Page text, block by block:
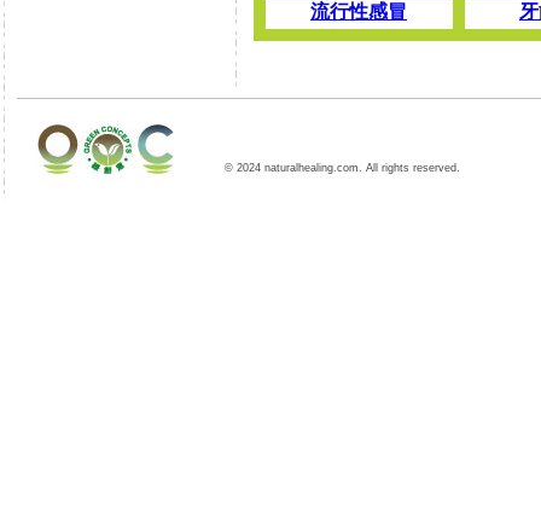
流行性感冒
© 2024 naturalhealing.com. All rights reserved.